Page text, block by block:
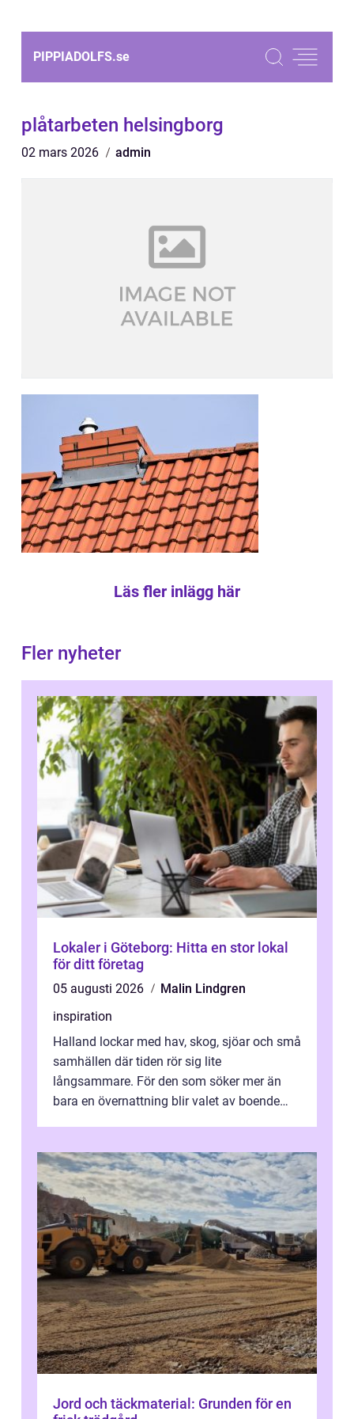
PIPPIADOLFS.se
plåtarbeten helsingborg
02 mars 2026 admin
Läs fler inlägg här
Fler nyheter
Lokaler i Göteborg: Hitta en stor lokal
för ditt företag
05 augusti 2026
Malin Lindgren
inspiration
Halland lockar med hav, skog, sjöar och små
samhällen där tiden rör sig lite
långsammare. För den som söker mer än
bara en övernattning blir valet av boende
Jord och täckmaterial: Grunden för en